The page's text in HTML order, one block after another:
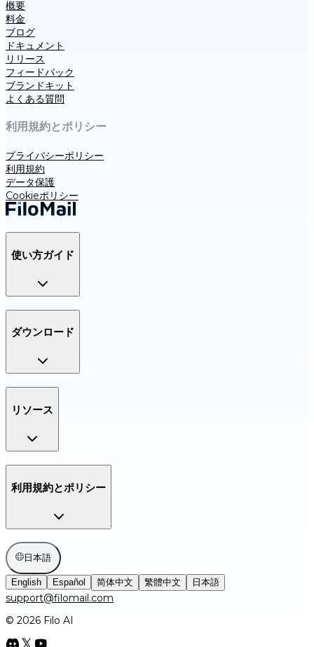
概要
料金
ブログ
ドキュメント
リリース
フィードバック
ブランドキット
よくある質問
利用規約とポリシー
プライバシーポリシー
利用規約
データ保護
Cookieポリシー
使い方ガイド
ダウンロード
リソース
利用規約とポリシー
日本語
English Español 简体中文 繁體中文 日本語
support@filomail.com
© 2026 Filo AI